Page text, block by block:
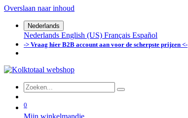
Overslaan naar inhoud
Nederlands
Nederlands English (US) Français Español
-> Vraag hier B2B account aan voor de scherpste prijzen <-
0